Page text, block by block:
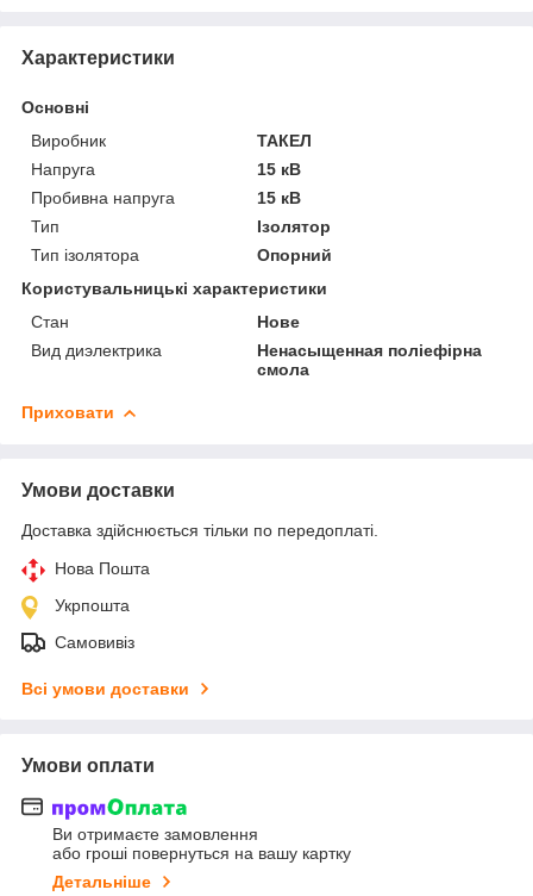
Характеристики
Основні
Виробник
ТАКЕЛ
Напруга
15 кВ
Пробивна напруга
15 кВ
Тип
Ізолятор
Тип ізолятора
Опорний
Користувальницькі характеристики
Стан
Нове
Вид диэлектрика
Ненасыщенная поліефірна
смола
Приховати
Умови доставки
Доставка здійснюється тільки по передоплаті.
Нова Пошта
Укрпошта
Самовивіз
Всі умови доставки
Умови оплати
Ви отримаєте замовлення
або гроші повернуться на вашу картку
Детальніше